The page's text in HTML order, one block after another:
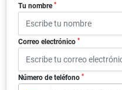
Tu nombre *
Correo electrónico *
Número de teléfono *